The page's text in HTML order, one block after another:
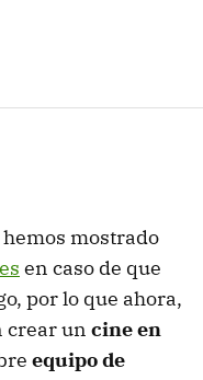
mostrado
en caso de que
por lo que ahora,
crear un cine en
equipo de